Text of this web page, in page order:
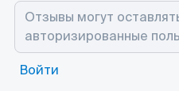
Войти